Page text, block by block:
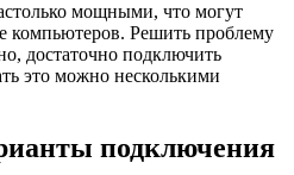
мощными, что могут
компьютеров. Решить проблему
достаточно подключить
это можно несколькими
подключения